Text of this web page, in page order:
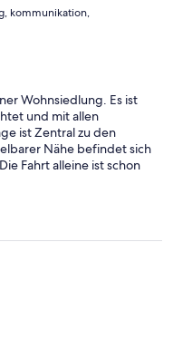
kommunikation,
Wohnsiedlung. Es ist
und mit allen
ist Zentral zu den
Nähe befindet sich
Fahrt alleine ist schon
aber leider viel zu kurz.